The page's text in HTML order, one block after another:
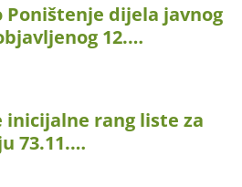
Poništenje dijela javnog
12.…
inicijalne rang liste za
73.11.…